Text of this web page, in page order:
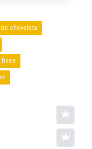
chevalets
fines